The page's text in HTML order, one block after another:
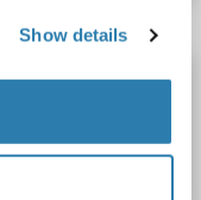
Show details